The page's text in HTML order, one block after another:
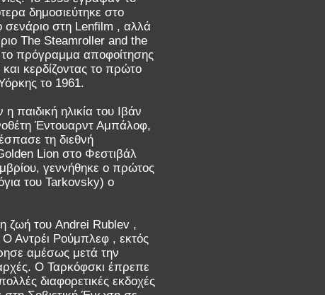
δημοσιεύτηκε στο
στη Lenfilm , αλλά
The Steamroller and the
πρόγραμμα αποφοίτησης
κερδίζοντας το πρώτο
το 1961.
παιδική ηλικία του Ιβάν
Έντουαρντ Αμπάλοφ,
τη διεθνή
Lion στο Φεστιβάλ
γεννήθηκε ο πρώτος
του Tarkovsky) ο
ζωή του Andrei Rublev ,
Αντρέι Ρούμπλεφ , εκτός
αμέσως μετά την
Ο Ταρκόφσκι έπρεπε
διαφορετικές εκδοχές